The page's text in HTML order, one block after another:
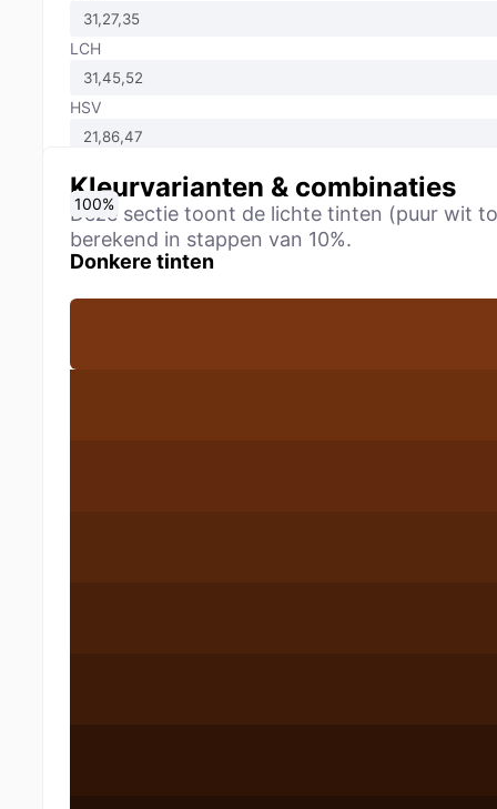
LCH
HSV
Kleurvarianten & combinaties
Deze sectie toont de lichte tinten (puur wit
berekend in stappen van 10%.
Donkere tinten
0%
10%
20%
30%
40%
50%
60%
70%
80%
90%
100%